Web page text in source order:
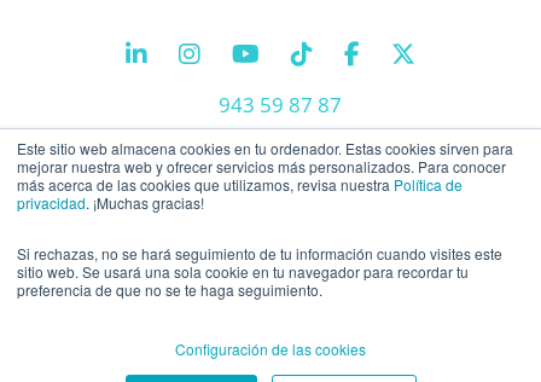
Este sitio web almacena cookies en tu ordenador. Estas cookies sirven para
mejorar nuestra web y ofrecer servicios más personalizados. Para conocer
más acerca de las cookies que utilizamos, revisa nuestra Política de
privacidad. ¡Muchas gracias!
Si rechazas, no se hará seguimiento de tu información cuando visites este
sitio web. Se usará una sola cookie en tu navegador para recordar tu
preferencia de que no se te haga seguimiento.
Configuración de las cookies
943 59 87 87
info@tiralineas.digital
Trabaja con nosotros
Aviso legal - Política de privacidad -Política de cookies